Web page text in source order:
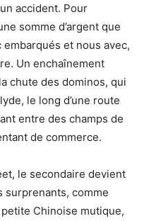
accident. Pour
somme d’argent que
embarqués et nous avec,
Un enchaînement
chute des dominos, qui
le long d’une route
entre des champs de
de commerce.
le secondaire devient
surprenants, comme
Chinoise mutique,